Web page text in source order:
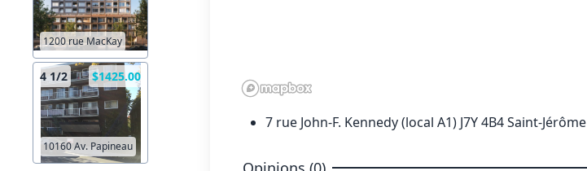
1200 rue MacKay
4 1/2 $1425.00
10160 Av. Papineau
7 rue John-F. Kennedy (local A1) J7Y 4B4 Saint-Jérôme